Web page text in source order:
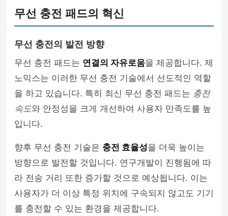
무선 충전 패드의 혁신
무선 충전의 발전 방향
무선 충전 패드는 연결의 자유로움을 제공합니다. 제
노믹스는 이러한 무선 충전 기술에서 선도적인 역할
을 하고 있습니다. 특히 최신 무선 충전 패드는 충전
속도와 안정성을 크게 개선하여 사용자 만족도를 높
입니다.
향후 무선 충전 기술은 충전 효율성을 더욱 높이는
방향으로 발전할 것입니다. 연구개발이 진행됨에 따
라 전송 거리 또한 증가할 것으로 예상됩니다. 이는
사용자가 더 이상 특정 위치에 구속되지 않고도 기기
를 충전할 수 있는 환경을 제공합니다.